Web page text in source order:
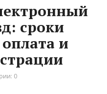
сроки
и
0